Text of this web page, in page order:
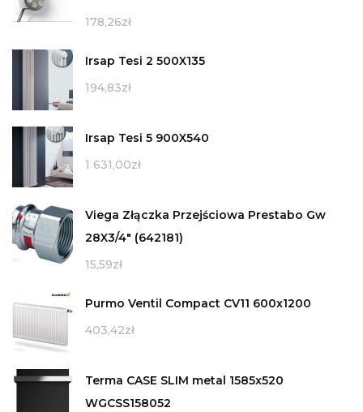
178,26zł
Irsap Tesi 2 500X135
194,83zł
Irsap Tesi 5 900X540
1 631,00zł
Viega Złączka Przejściowa Prestabo Gw
28X3/4" (642181)
15,59zł
Purmo Ventil Compact CV11 600x1200
403,42zł
Terma CASE SLIM metal 1585x520
WGCSS158052